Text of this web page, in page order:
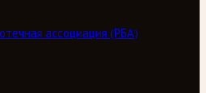
ассоциация (РБА)